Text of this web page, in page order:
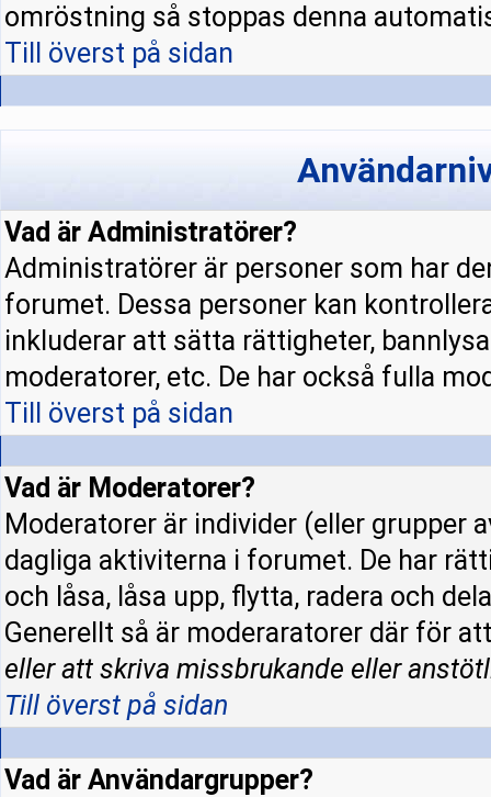
omröstning så stoppas denna
Till överst på sidan
Vad är Administratörer?
Administratörer är personer som har
forumet. Dessa personer kan
inkluderar att sätta rättigheter,
moderatorer, etc. De har också fulla
Till överst på sidan
Vad är Moderatorer?
Moderatorer är individer (eller grupper
dagliga aktiviterna i forumet. De har
och låsa, låsa upp, flytta, radera och
Generellt så är moderaratorer där för
eller att skriva missbrukande eller
Till överst på sidan
Vad är Användargrupper?